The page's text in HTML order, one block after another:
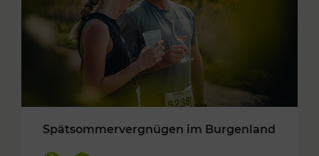
Spätsommervergnügen im Burgenland